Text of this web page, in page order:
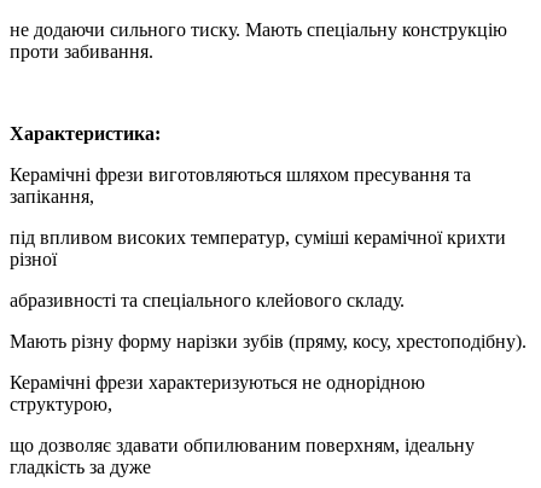
не додаючи сильного тиску. Мають спеціальну конструкцію
проти забивання.
Характеристика:
Керамічні фрези виготовляються шляхом пресування та
запікання,
під впливом високих температур, суміші керамічної крихти
різної
абразивності та спеціального клейового складу.
Мають різну форму нарізки зубів (пряму, косу, хрестоподібну).
Керамічні фрези характеризуються не однорідною
структурою,
що дозволяє здавати обпилюваним поверхням, ідеальну
гладкість за дуже